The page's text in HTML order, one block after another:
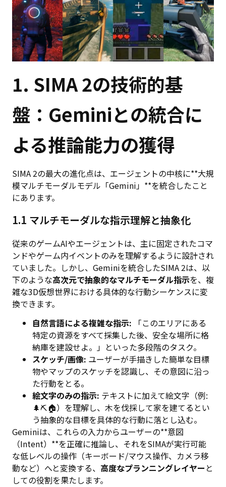
1. SIMA 2の技術的基
盤：Geminiとの統合に
よる推論能力の獲得
SIMA 2の最大の進化点は、エージェントの中核に**大規
模マルチモーダルモデル「Gemini」**を統合したこと
にあります。
1.1 マルチモーダルな指示理解と抽象化
従来のゲームAIやエージェントは、主に固定されたコマ
ンドやゲーム内イベントのみを理解するように設計され
ていました。しかし、Geminiを統合したSIMA 2は、以
下のような高次元で抽象的なマルチモーダル指示を、複
雑な3D仮想世界における具体的な行動シーケンスに変
換できます。
自然言語による複雑な指示: 「このエリアにある
特定の資源をすべて採集した後、安全な場所に格
納庫を建設せよ。」といった多段階のタスク。
スケッチ/画像: ユーザーが手描きした簡単な目標
物やマップのスケッチを認識し、その意図に沿っ
た行動をとる。
絵文字のみの指示: テキストに加えて絵文字（例:
🌲⛏️🏠）を理解し、木を伐採して家を建てるとい
う抽象的な目標を具体的な行動に落とし込む。
Geminiは、これらの入力からユーザーの**意図
（Intent）**を正確に推論し、それをSIMAが実行可能
な低レベルの操作（キーボード/マウス操作、カメラ移
動など）へと変換する、 高度なプランニングレイヤー と
しての役割を果たします。